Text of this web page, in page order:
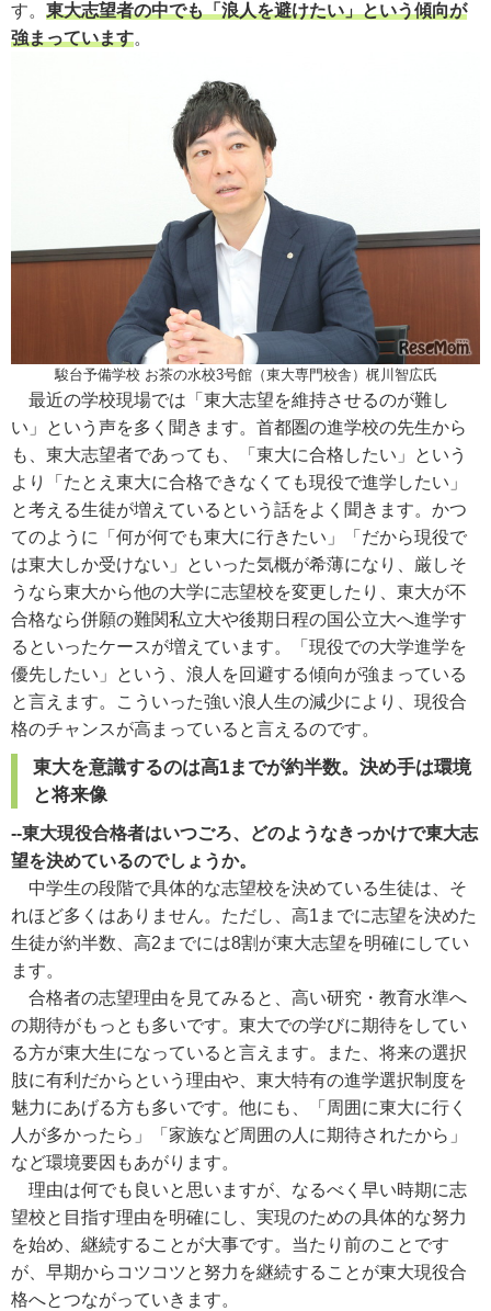
す。 東大志望者の中でも「浪人を避けたい」という傾向が
強まっています。
駿台予備学校 お茶の水校3号館（東大専門校舎）梶川智広氏
最近の学校現場では「東大志望を維持させるのが難し
い」という声を多く聞きます。首都圏の進学校の先生から
も、東大志望者であっても、「東大に合格したい」という
より「たとえ東大に合格できなくても現役で進学したい」
と考える生徒が増えているという話をよく聞きます。かつ
てのように「何が何でも東大に行きたい」「だから現役で
は東大しか受けない」といった気概が希薄になり、厳しそ
うなら東大から他の大学に志望校を変更したり、東大が不
合格なら併願の難関私立大や後期日程の国公立大へ進学す
るといったケースが増えています。「現役での大学進学を
優先したい」という、浪人を回避する傾向が強まっている
と言えます。こういった強い浪人生の減少により、現役合
格のチャンスが高まっていると言えるのです。
東大を意識するのは高1までが約半数。決め手は環境
と将来像
--東大現役合格者はいつごろ、どのようなきっかけで東大志
望を決めているのでしょうか。
中学生の段階で具体的な志望校を決めている生徒は、そ
れほど多くはありません。ただし、高1までに志望を決めた
生徒が約半数、高2までには8割が東大志望を明確にしてい
ます。
合格者の志望理由を見てみると、高い研究・教育水準へ
の期待がもっとも多いです。東大での学びに期待をしてい
る方が東大生になっていると言えます。また、将来の選択
肢に有利だからという理由や、東大特有の進学選択制度を
魅力にあげる方も多いです。他にも、「周囲に東大に行く
人が多かったら」「家族など周囲の人に期待されたから」
など環境要因もあがります。
理由は何でも良いと思いますが、なるべく早い時期に志
望校と目指す理由を明確にし、実現のための具体的な努力
を始め、継続することが大事です。当たり前のことです
が、早期からコツコツと努力を継続することが東大現役合
格へとつながっていきます。